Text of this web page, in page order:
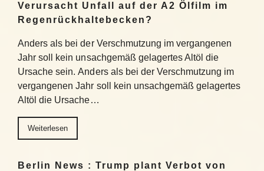
Verursacht Unfall auf der A2 Ölfilm im
Regenrückhaltebecken?
Anders als bei der Verschmutzung im vergangenen
Jahr soll kein unsachgemäß gelagertes Altöl die
Ursache sein. Anders als bei der Verschmutzung im
vergangenen Jahr soll kein unsachgemäß gelagertes
Altöl die Ursache…
Weiterlesen
Berlin News : Trump plant Verbot von